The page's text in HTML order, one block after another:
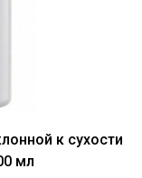
к сухости
мл